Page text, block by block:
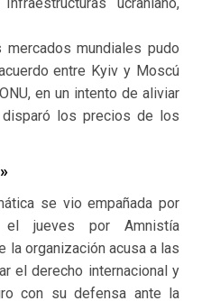
mundiales pudo
entre Kyiv y Moscú
en un intento de aliviar
los precios de los
se vio empañada por
el jueves por Amnistía
la organización acusa a las
el derecho internacional y
con su defensa ante la